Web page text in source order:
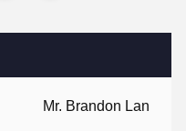
Mr. Brandon Lan